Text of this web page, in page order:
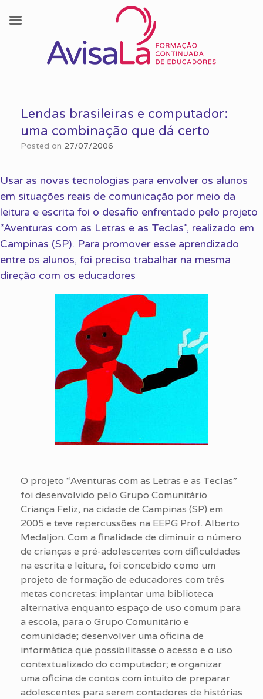
contentLendas brasileiras e computador:
uma combinação que dá certo
Posted on 27/07/2006
Usar as novas tecnologias para envolver os alunos
em situações reais de comunicação por meio da
leitura e escrita foi o desafio enfrentado pelo projeto
“Aventuras com as Letras e as Teclas”, realizado em
Campinas (SP). Para promover esse aprendizado
entre os alunos, foi preciso trabalhar na mesma
direção com os educadores
O projeto “Aventuras com as Letras e as Teclas”
foi desenvolvido pelo Grupo Comunitário
Criança Feliz, na cidade de Campinas (SP) em
2005 e teve repercussões na EEPG Prof. Alberto
Medaljon. Com a finalidade de diminuir o número
de crianças e pré-adolescentes com dificuldades
na escrita e leitura, foi concebido como um
projeto de formação de educadores com três
metas concretas: implantar uma biblioteca
alternativa enquanto espaço de uso comum para
a escola, para o Grupo Comunitário e
comunidade; desenvolver uma oficina de
informática que possibilitasse o acesso e o uso
contextualizado do computador; e organizar
uma oficina de contos com intuito de preparar
adolescentes para serem contadores de histórias